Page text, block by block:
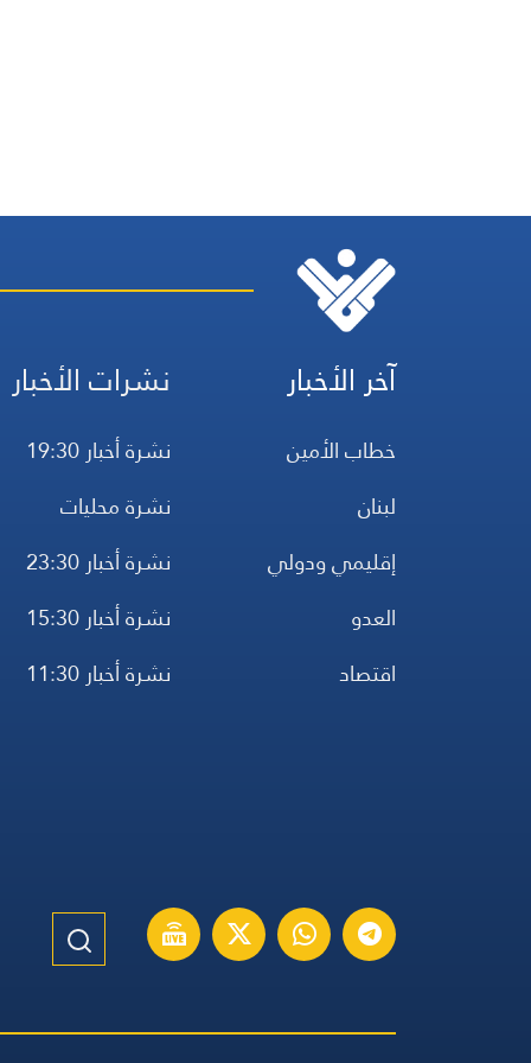
آخر الأخبار
خطاب الأمين
لبنان
إقليمي ودولي
العدو
اقتصاد
نشرات الأخبار
نشرة أخبار 19:30
نشرة محليات
نشرة أخبار 23:30
نشرة أخبار 15:30
نشرة أخبار 11:30